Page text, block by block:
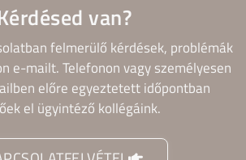
van?
felmerülő kérdések, problémák
e-mailt. Telefonon vagy személyesen
előre egyeztetett időpontban
el ügyintéző kollégáink.